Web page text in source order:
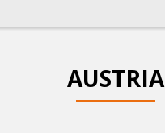
AUSTRIA